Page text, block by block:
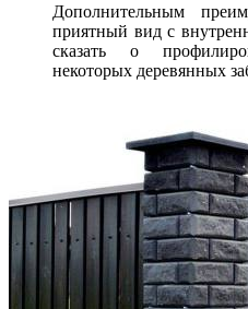
Дополнительным
приятный вид с
сказать о
некоторых деревянных